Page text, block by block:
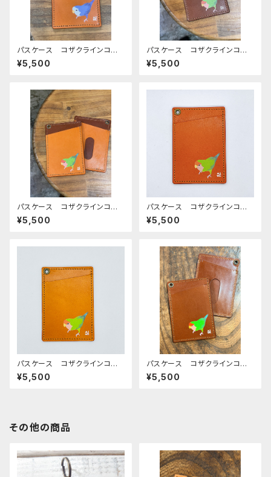
パスケース コザクラインコ
キャメル レッドブラウン こざ
くらいんこ 栃木レザー
¥5,500
パスケース コザクラインコ ノ
ーマル ブラウン グリーン
こざくらいんこ
¥5,500
パスケース コザクラインコ ノ
ーマル キャメル ブラウン こ
ざくらいんこ
¥5,500
パスケース コザクラインコ ノ
ーマル REDBROWN レッド
ブラウン こざくらいんこ 栃木
¥5,500
パスケース コザクラインコ ノ
ーマル CAMEL キャメル こ
ざくらいんこ
¥5,500
パスケース コザクラインコ ノ
ーマル ブラウン こざくらいん
こ
¥5,500
その他の商品